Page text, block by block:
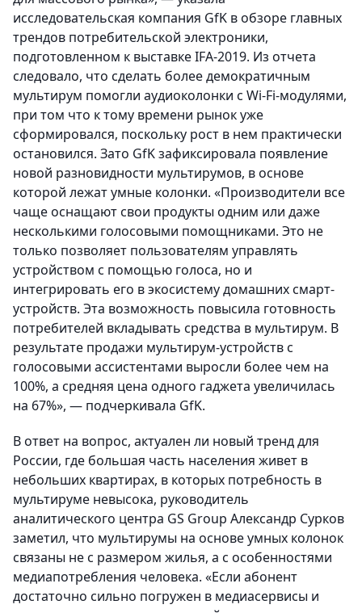
исследовательская компания GfK в обзоре главных
трендов потребительской электроники,
подготовленном к выставке IFA-2019. Из отчета
следовало, что сделать более демократичным
мультирум помогли аудиоколонки с Wi-Fi-модулями,
при том что к тому времени рынок уже
сформировался, поскольку рост в нем практически
остановился. Зато GfK зафиксировала появление
новой разновидности мультирумов, в основе
которой лежат умные колонки. «Производители все
чаще оснащают свои продукты одним или даже
несколькими голосовыми помощниками. Это не
только позволяет пользователям управлять
устройством с помощью голоса, но и
интегрировать его в экосистему домашних смарт-
устройств. Эта возможность повысила готовность
потребителей вкладывать средства в мультирум. В
результате продажи мультирум-устройств с
голосовыми ассистентами выросли более чем на
100%, а средняя цена одного гаджета увеличилась
на 67%», — подчеркивала GfK.
В ответ на вопрос, актуален ли новый тренд для
России, где большая часть населения живет в
небольших квартирах, в которых потребность в
мультируме невысока, руководитель
аналитического центра GS Group Александр Сурков
заметил, что мультирумы на основе умных колонок
связаны не с размером жилья, а с особенностями
медиапотребления человека. «Если абонент
достаточно сильно погружен в медиасервисы и